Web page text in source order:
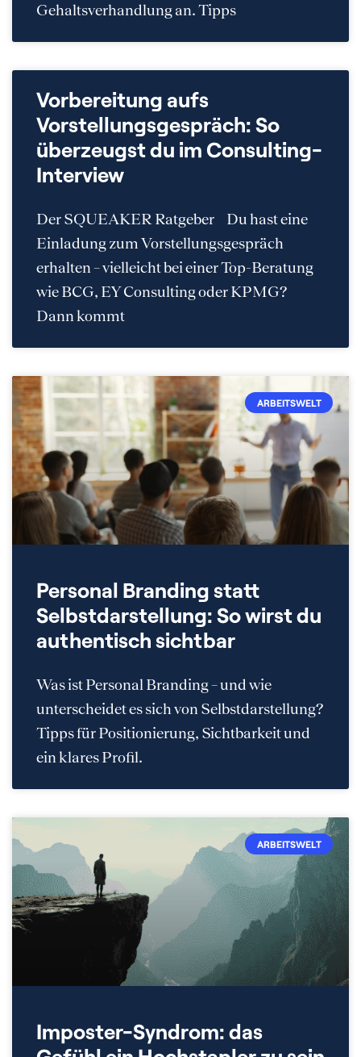
Gehaltsverhandlung an. Tipps
Vorbereitung aufs
Vorstellungsgespräch: So
überzeugst du im Consulting-
Interview
Der SQUEAKER Ratgeber Du hast eine
Einladung zum Vorstellungsgespräch
erhalten – vielleicht bei einer Top-Beratung
wie BCG, EY Consulting oder KPMG?
Dann kommt
ARBEITSWELT
Personal Branding statt
Selbstdarstellung: So wirst du
authentisch sichtbar
Was ist Personal Branding – und wie
unterscheidet es sich von Selbstdarstellung?
Tipps für Positionierung, Sichtbarkeit und
ein klares Profil.
ARBEITSWELT
Imposter-Syndrom: das